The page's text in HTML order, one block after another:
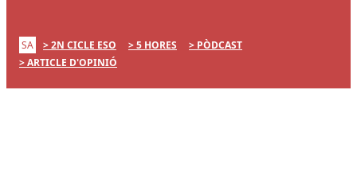
SA 2N CICLE ESO 5 HORES
PÒDCAST
ARTICLE D'OPINIÓ